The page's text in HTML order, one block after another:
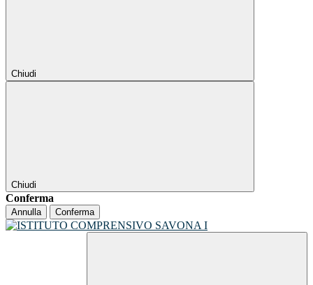
Chiudi
Chiudi
Conferma
Annulla Conferma